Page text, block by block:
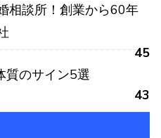
相談所！創業から60年
45
質のサイン5選
43